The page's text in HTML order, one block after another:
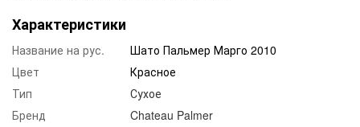
Характеристики
Название на рус.
Шато Пальмер Марго 2010
Цвет
Красное
Тип
Сухое
Бренд
Chateau Palmer